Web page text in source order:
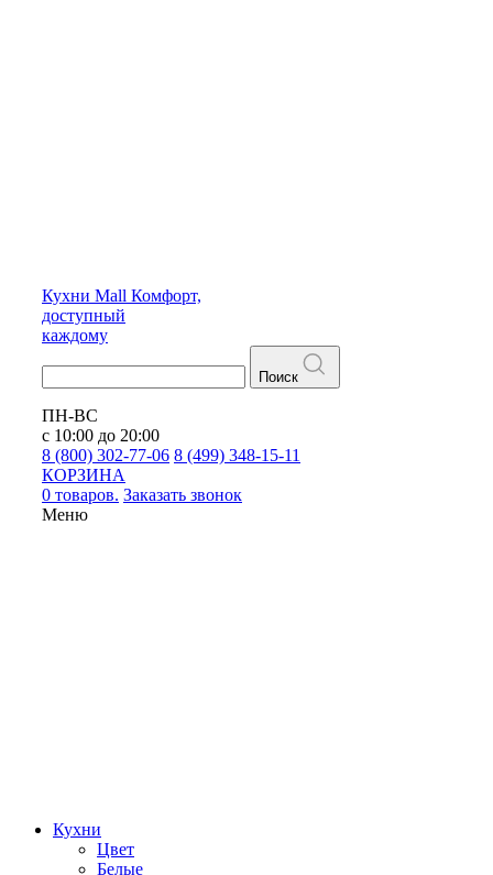
Кухни Mall Комфорт,
доступный
каждому
Поиск
ПН-ВС
с 10:00 до 20:00
8 (800) 302-77-06 8 (499) 348-15-11
КОРЗИНА
0 товаров. Заказать звонок
Меню
Кухни
Цвет
Белые